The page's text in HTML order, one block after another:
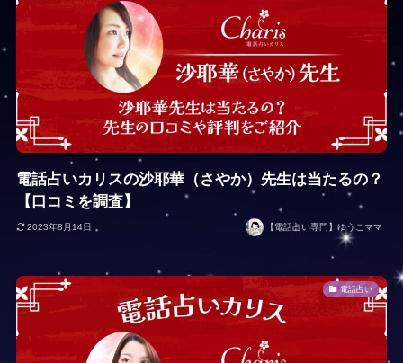
電話占いカリスの沙耶華（さやか）先生は当たるの？
【口コミを調査】
2023年8月14日 【電話占い専門】ゆうこママ
電話占い